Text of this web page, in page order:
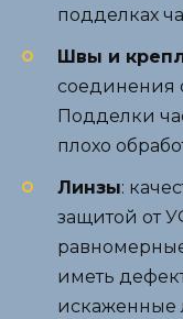
подделках
Швы и
соединения
Подделки
плохо
Линзы:
защитой от
иметь
искаженные